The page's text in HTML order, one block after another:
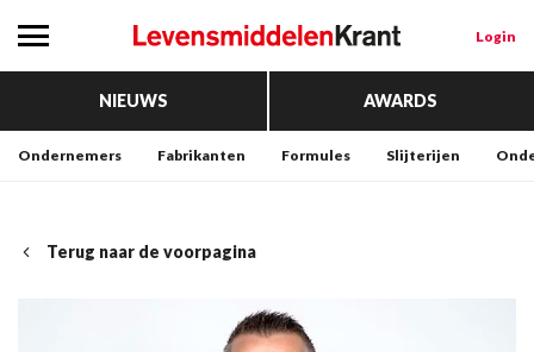
Login
NIEUWS AWARDS
Ondernemers Fabrikanten Formules Slijterijen
Terug naar de voorpagina